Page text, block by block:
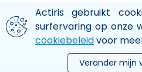
Aller au contenu principal
We gebruiken cookies
Actiris gebruikt
surfervaring op onze
cookiebeleidvoor
Verander mijn
le menu